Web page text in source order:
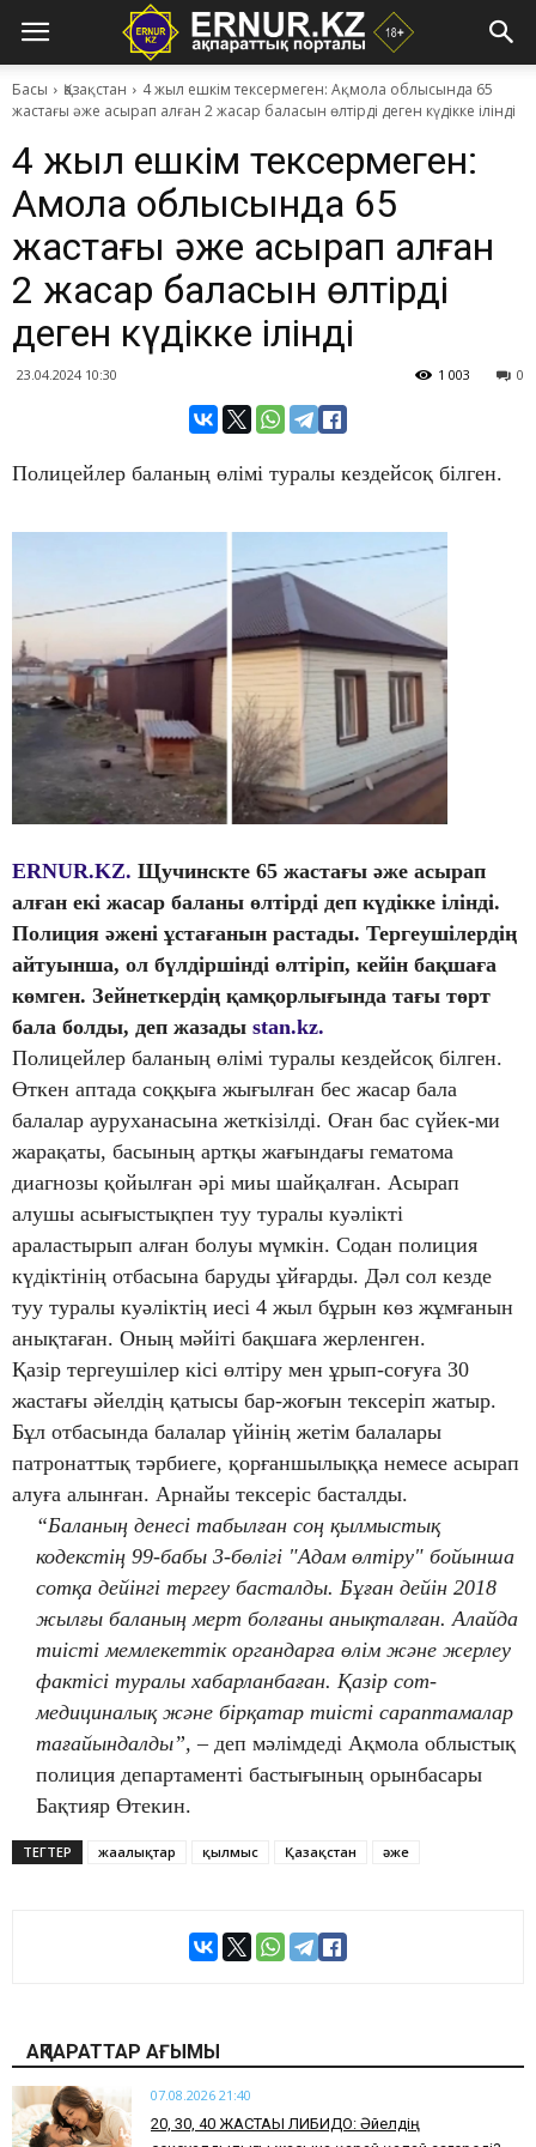
Басы Қазақстан
4 жыл ешкім тексермеген: Ақмола облысында 65
жастағы әже асырап алған 2 жасар баласын өлтірді деген күдікке ілінді
4 жыл ешкім тексермеген:
Ақмола облысында 65
жастағы әже асырап алған
2 жасар баласын өлтірді
деген күдікке ілінді
23.04.2024 10:30 0
1 003
Полицейлер баланың өлімі туралы кездейсоқ білген.
ERNUR.KZ. Щучинскте 65 жастағы әже асырап
алған екі жасар баланы өлтірді деп күдікке ілінді.
Полиция әжені ұстағанын растады. Тергеушілердің
айтуынша, ол бүлдіршінді өлтіріп, кейін бақшаға
көмген. Зейнеткердің қамқорлығында тағы төрт
бала болды, деп жазады stan.kz.
Полицейлер баланың өлімі туралы кездейсоқ білген.
Өткен аптада соққыға жығылған бес жасар бала
балалар ауруханасына жеткізілді. Оған бас сүйек-ми
жарақаты, басының артқы жағындағы гематома
диагнозы қойылған әрі миы шайқалған. Асырап
алушы асығыстықпен туу туралы куәлікті
араластырып алған болуы мүмкін. Содан полиция
күдіктінің отбасына баруды ұйғарды. Дәл сол кезде
туу туралы куәліктің иесі 4 жыл бұрын көз жұмғанын
анықтаған. Оның мәйіті бақшаға жерленген.
Қазір тергеушілер кісі өлтіру мен ұрып-соғуға 30
жастағы әйелдің қатысы бар-жоғын тексеріп жатыр.
Бұл отбасында балалар үйінің жетім балалары
патронаттық тәрбиеге, қорғаншылыққа немесе асырап
алуға алынған. Арнайы тексеріс басталды.
“Баланың денесі табылған соң қылмыстық
кодекстің 99-бабы 3-бөлігі "Адам өлтіру" бойынша
сотқа дейінгі тергеу басталды. Бұған дейін 2018
жылғы баланың мерт болғаны анықталған. Алайда
тиісті мемлекеттік органдарға өлім және жерлеу
фактісі туралы хабарланбаған. Қазір сот-
медициналық және бірқатар тиісті сараптамалар
тағайындалды”, –деп мәлімдеді Ақмола облыстық
полиция департаменті бастығының орынбасары
Бақтияр Өтекин.
ТЕГТЕР жаңалықтар қылмыс Қазақстан әже
АҚПАРАТТАР АҒЫМЫ
07.08.2026 21:40
​20, 30, 40 ЖАСТАҒЫ ЛИБИДО: Әйелдің